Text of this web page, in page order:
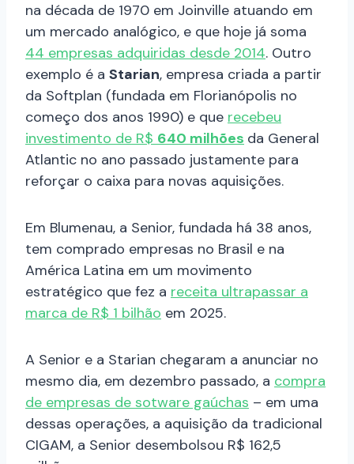
na década de 1970 em Joinville atuando em
um mercado analógico, e que hoje já soma
44 empresas adquiridas desde 2014. Outro
exemplo é a Starian, empresa criada a partir
da Softplan (fundada em Florianópolis no
começo dos anos 1990) e que recebeu
investimento de R$ 640 milhões da General
Atlantic no ano passado justamente para
reforçar o caixa para novas aquisições.
Em Blumenau, a Senior, fundada há 38 anos,
tem comprado empresas no Brasil e na
América Latina em um movimento
estratégico que fez a receita ultrapassar a
marca de R$ 1 bilhão em 2025.
A Senior e a Starian chegaram a anunciar no
mesmo dia, em dezembro passado, a compra
de empresas de sotware gaúchas – em uma
dessas operações, a aquisição da tradicional
CIGAM, a Senior desembolsou R$ 162,5